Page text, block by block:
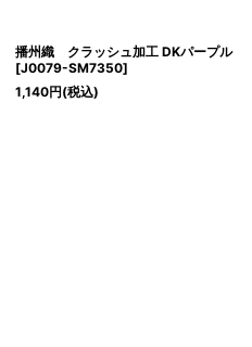
播州織 クラッシュ加工 DKパープル
[J0079-SM7350]
1,140円(税込)